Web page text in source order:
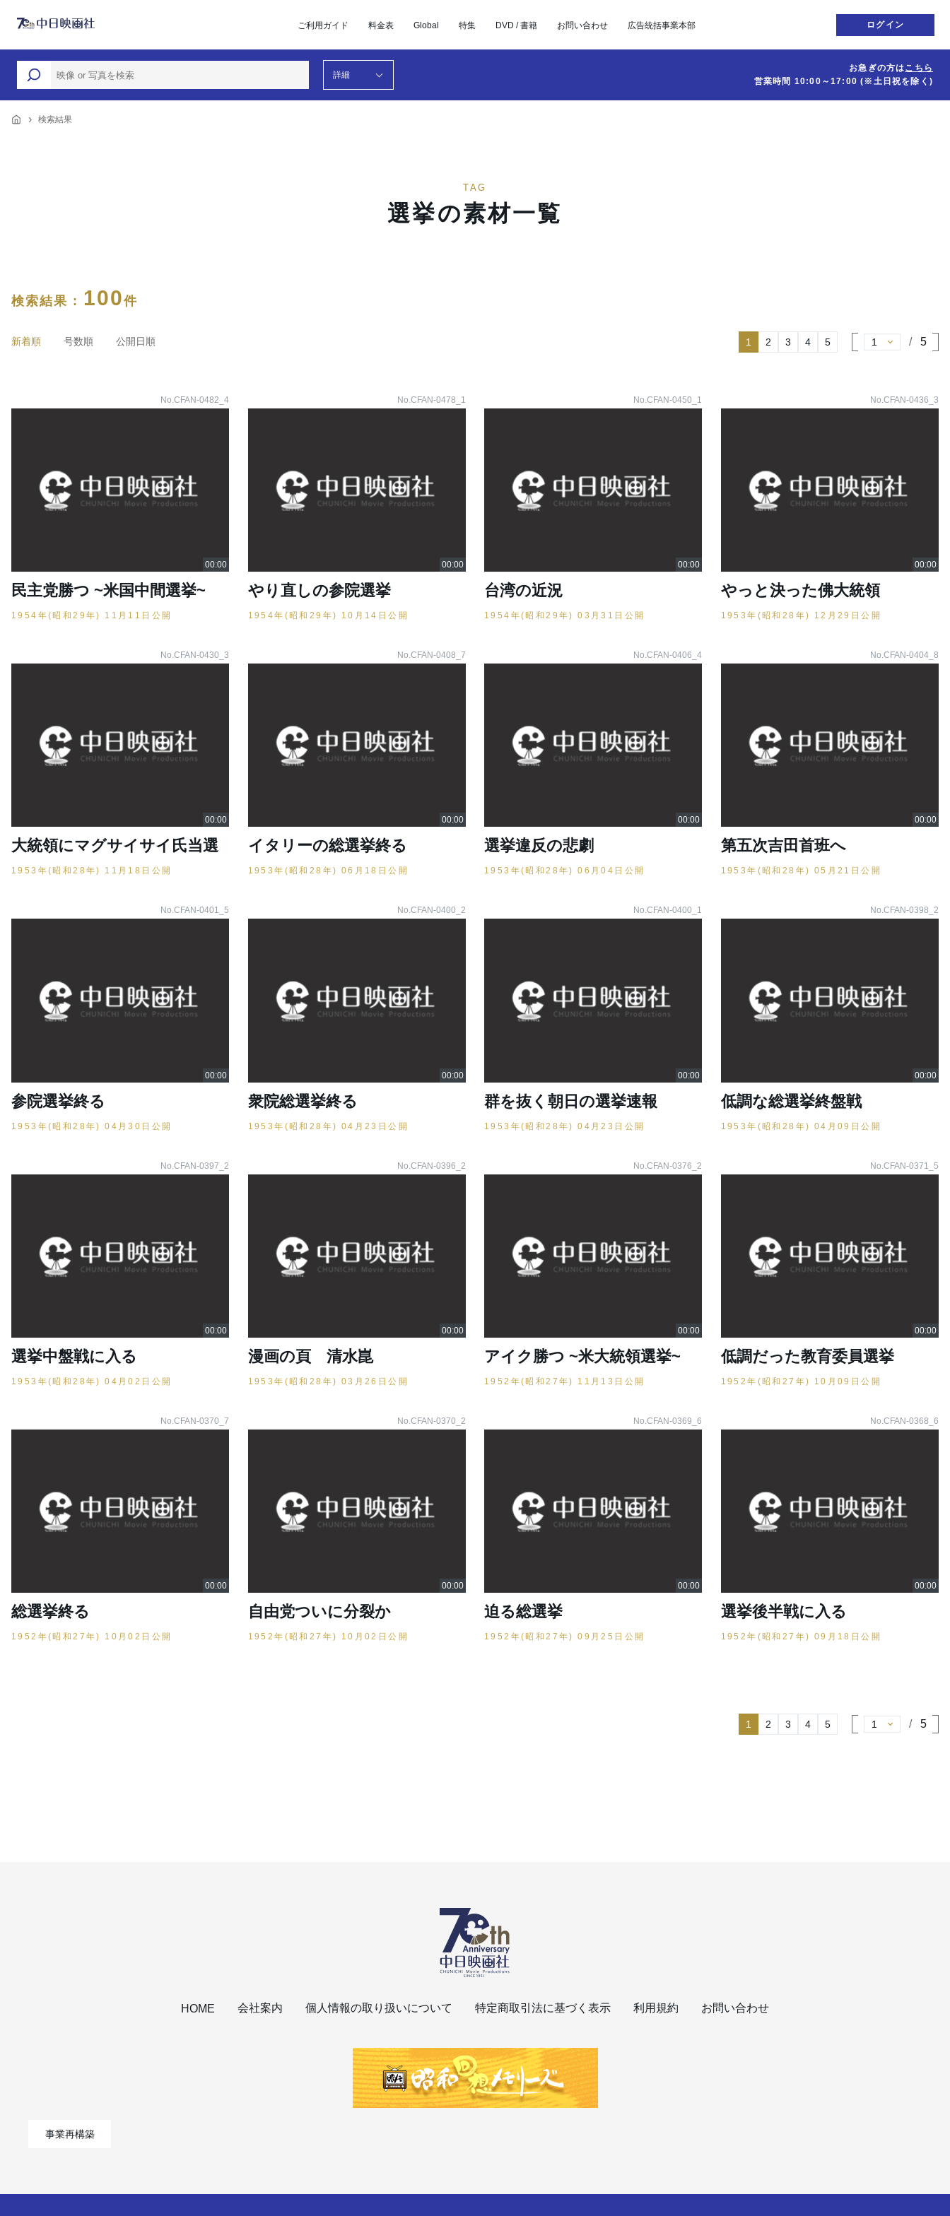
ご利用ガイド 料金表 Global 特集 DVD / 書籍 お問い合わせ 広告統括事業本部 ログイン
詳細
お急ぎの方はこちら
営業時間 10:00～17:00(※土日祝を除く)
検索結果
TAG
選挙の素材一覧
検索結果 : 100件
新着順 号数順 公開日順 1 2 3 4 5 5
No.CFAN-0482_4
民主党勝つ ~米国中間選挙~
1954年(昭和29年) 11月11日公開
No.CFAN-0478_1
やり直しの参院選挙
1954年(昭和29年) 10月14日公開
No.CFAN-0450_1
台湾の近況
1954年(昭和29年) 03月31日公開
No.CFAN-0436_3
やっと決った佛大統領
1953年(昭和28年) 12月29日公開
No.CFAN-0430_3
大統領にマグサイサイ氏当選
1953年(昭和28年) 11月18日公開
No.CFAN-0408_7
イタリーの総選挙終る
1953年(昭和28年) 06月18日公開
No.CFAN-0406_4
選挙違反の悲劇
1953年(昭和28年) 06月04日公開
No.CFAN-0404_8
第五次吉田首班へ
1953年(昭和28年) 05月21日公開
No.CFAN-0401_5
参院選挙終る
1953年(昭和28年) 04月30日公開
No.CFAN-0400_2
衆院総選挙終る
1953年(昭和28年) 04月23日公開
No.CFAN-0400_1
群を抜く朝日の選挙速報
1953年(昭和28年) 04月23日公開
No.CFAN-0398_2
低調な総選挙終盤戦
1953年(昭和28年) 04月09日公開
No.CFAN-0397_2
選挙中盤戦に入る
1953年(昭和28年) 04月02日公開
No.CFAN-0396_2
漫画の頁 清水崑
1953年(昭和28年) 03月26日公開
No.CFAN-0376_2
アイク勝つ ~米大統領選挙~
1952年(昭和27年) 11月13日公開
No.CFAN-0371_5
低調だった教育委員選挙
1952年(昭和27年) 10月09日公開
No.CFAN-0370_7
総選挙終る
1952年(昭和27年) 10月02日公開
No.CFAN-0370_2
自由党ついに分裂か
1952年(昭和27年) 10月02日公開
No.CFAN-0369_6
迫る総選挙
1952年(昭和27年) 09月25日公開
No.CFAN-0368_6
選挙後半戦に入る
1952年(昭和27年) 09月18日公開
1 2 3 4 5 5
HOME 会社案内 個人情報の取り扱いについて 特定商取引法に基づく表示 利用規約 お問い合わせ
事業再構築